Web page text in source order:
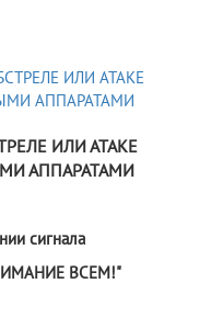
ИЛИ АТАКЕ
АППАРАТАМИ
сигнала
ВСЕМ!"